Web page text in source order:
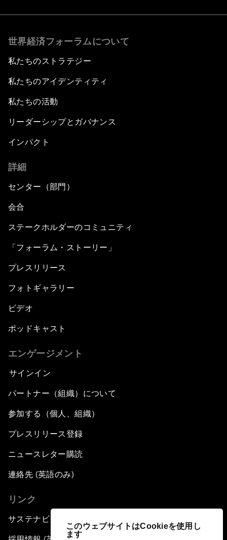
このウェブサイトはCookieを使用し
ます
世界経済フォーラムについて
私たちのストラテジー
私たちのアイデンティティ
私たちの活動
リーダーシップとガバナンス
インパクト
詳細
センター（部門）
会合
ステークホルダーのコミュニティ
「フォーラム・ストーリー」
プレスリリース
フォトギャラリー
ビデオ
ポッドキャスト
エンゲージメント
サインイン
パートナー（組織）について
参加する（個人、組織）
プレスリリース登録
ニュースレター購読
連絡先 (英語のみ)
リンク
サステナビリティへの取り組み